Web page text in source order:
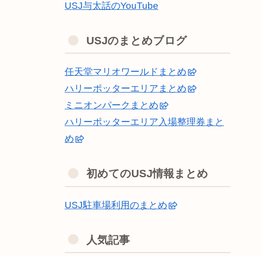
USJ与太話のYouTube
USJのまとめブログ
任天堂マリオワールドまとめ
ハリーポッターエリアまとめ
ミニオンパークまとめ
ハリーポッターエリア入場整理券まと
め
初めてのUSJ情報まとめ
USJ駐車場利用のまとめ
人気記事